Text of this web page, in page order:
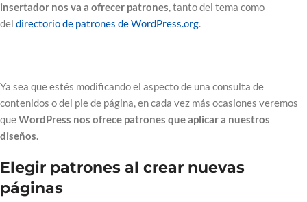
insertador nos va a ofrecer patrones, tanto del tema como
del directorio de patrones de WordPress.org.
Ya sea que estés modificando el aspecto de una consulta de
contenidos o del pie de página, en cada vez más ocasiones veremos
queWordPress nos ofrece patrones que aplicar a nuestros
diseños.
Elegir patrones al crear nuevas
páginas